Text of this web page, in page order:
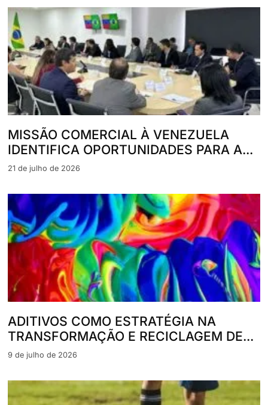
MISSÃO COMERCIAL À VENEZUELA
IDENTIFICA OPORTUNIDADES PARA A...
21 de julho de 2026
ADITIVOS COMO ESTRATÉGIA NA
TRANSFORMAÇÃO E RECICLAGEM DE...
9 de julho de 2026